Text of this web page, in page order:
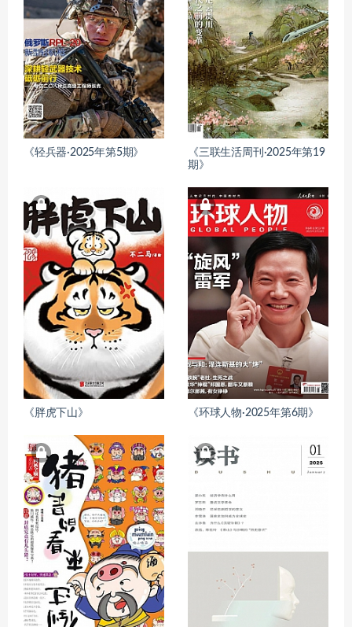
《轻兵器·2025年第5期》
《三联生活周刊·2025年第19
期》
《胖虎下山》 《环球人物·2025年第6期》